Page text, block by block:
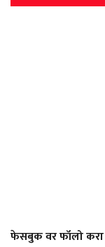
फेसबुक वर फॉलो करा